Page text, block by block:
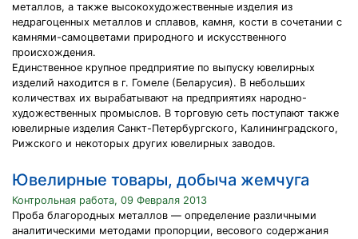
металлов, а также высокохудожественные изделия из
недрагоценных металлов и сплавов, камня, кости в сочетании с
камнями-самоцветами природного и искусственного
происхождения.
Единственное крупное предприятие по выпуску ювелирных
изделий находится в г. Гомеле (Беларусия). В небольших
количествах их вырабатывают на предприятиях народно-
художественных промыслов. В торговую сеть поступают также
ювелирные изделия Санкт-Петербургского, Калининградского,
Рижского и некоторых других ювелирных заводов.
Ювелирные товары, добыча жемчуга
Контрольная работа, 09 Февраля 2013
Проба благородных металлов — определение различными
аналитическими методами пропорции, весового содержания